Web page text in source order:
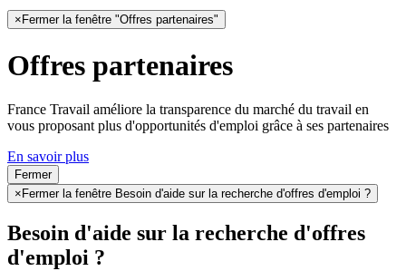
× Fermer la fenêtre "Offres partenaires"
Offres partenaires
France Travail améliore la transparence du marché du travail en
vous proposant plus d'opportunités d'emploi grâce à ses partenaires
En savoir plus
Fermer
× Fermer la fenêtre Besoin d'aide sur la recherche d'offres d'emploi ?
Besoin d'aide sur la recherche d'offres
d'emploi ?